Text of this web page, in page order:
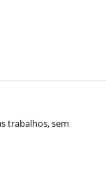
trabalhos, sem